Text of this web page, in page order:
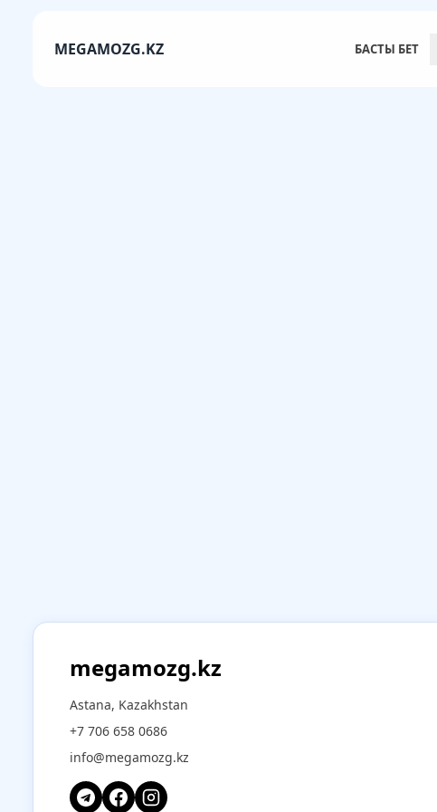
MEGAMOZG.KZ БАСТЫ БЕТ
megamozg.kz
Astana, Kazakhstan
+7 706 658 0686
info@megamozg.kz